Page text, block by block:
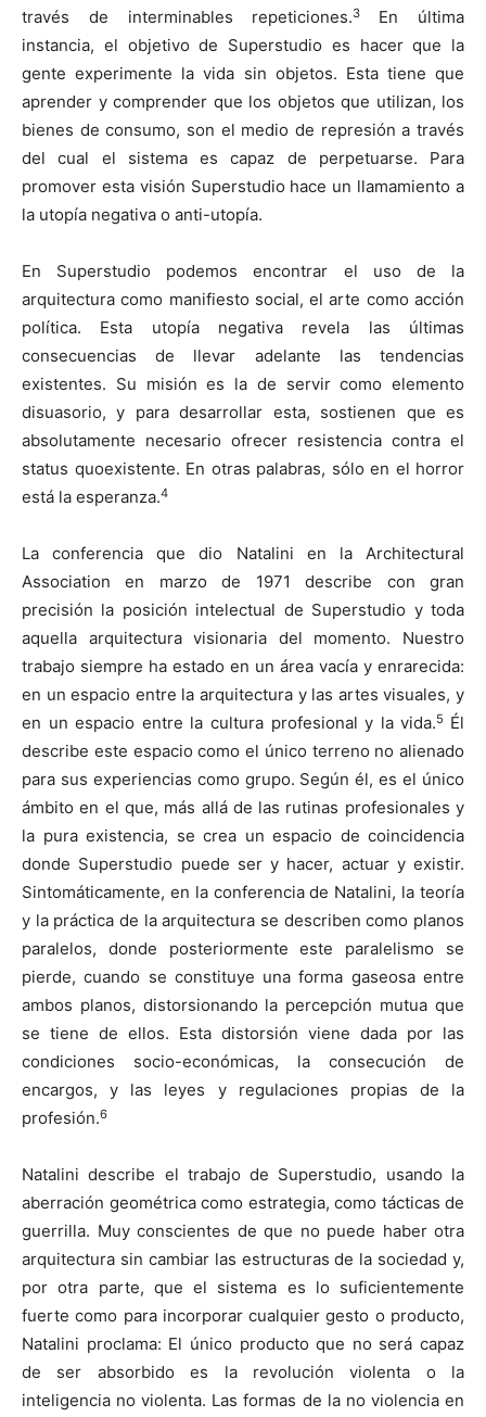
través de interminables repeticiones.3 En última
instancia, el objetivo de Superstudio es hacer que la
gente experimente la vida sin objetos. Esta tiene que
aprender y comprender que los objetos que utilizan, los
bienes de consumo, son el medio de represión a través
del cual el sistema es capaz de perpetuarse. Para
promover esta visión Superstudio hace un llamamiento a
la utopía negativa o anti-utopía.
En Superstudio podemos encontrar el uso de la
arquitectura como manifiesto social, el arte como acción
política. Esta utopía negativa revela las últimas
consecuencias de llevar adelante las tendencias
existentes. Su misión es la de servir como elemento
disuasorio, y para desarrollar esta, sostienen que es
absolutamente necesario ofrecer resistencia contra el
status quoexistente. En otras palabras, sólo en el horror
está la esperanza.4
La conferencia que dio Natalini en la Architectural
Association en marzo de 1971 describe con gran
precisión la posición intelectual de Superstudio y toda
aquella arquitectura visionaria del momento. Nuestro
trabajo siempre ha estado en un área vacía y enrarecida:
en un espacio entre la arquitectura y las artes visuales, y
en un espacio entre la cultura profesional y la vida.5 Él
describe este espacio como el único terreno no alienado
para sus experiencias como grupo. Según él, es el único
ámbito en el que, más allá de las rutinas profesionales y
la pura existencia, se crea un espacio de coincidencia
donde Superstudio puede ser y hacer, actuar y existir.
Sintomáticamente, en la conferencia de Natalini, la teoría
y la práctica de la arquitectura se describen como planos
paralelos, donde posteriormente este paralelismo se
pierde, cuando se constituye una forma gaseosa entre
ambos planos, distorsionando la percepción mutua que
se tiene de ellos. Esta distorsión viene dada por las
condiciones socio-económicas, la consecución de
encargos, y las leyes y regulaciones propias de la
profesión.6
Natalini describe el trabajo de Superstudio, usando la
aberración geométrica como estrategia, como tácticas de
guerrilla. Muy conscientes de que no puede haber otra
arquitectura sin cambiar las estructuras de la sociedad y,
por otra parte, que el sistema es lo suficientemente
fuerte como para incorporar cualquier gesto o producto,
Natalini proclama: El único producto que no será capaz
de ser absorbido es la revolución violenta o la
inteligencia no violenta. Las formas de la no violencia en